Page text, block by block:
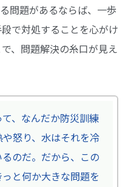
問題があるならば、一歩
で対処することを心がけ
、問題解決の糸口が見え
、なんだか防災訓練
怒り、水はそれを冷
のだ。だから、この
と何か大きな問題を